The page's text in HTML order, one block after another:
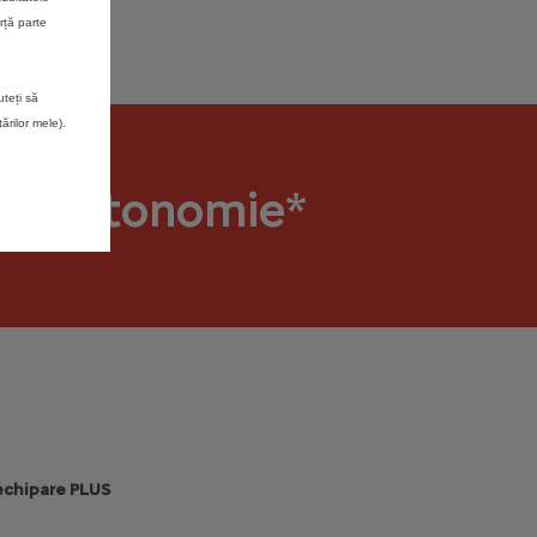
autonomie*
PLUS
parte
să
mele).